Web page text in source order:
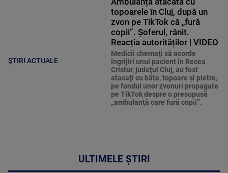
ȘTIRI ACTUALE
topoarele în Cluj, după un
zvon pe TikTok că „fură
copii”. Șoferul, rănit.
Reacția autorităților | VIDEO
Medicii chemaţi să acorde
îngrijiri unui pacient în Recea
Cristur, judeţul Cluj, au fost
atacaţi cu bâte, topoare şi pietre,
pe fondul unor zvonuri propagate
pe TikTok despre o presupusă
„ambulanţă care fură copii”.
ULTIMELE ȘTIRI